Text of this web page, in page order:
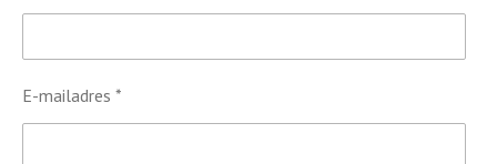
E-mailadres *